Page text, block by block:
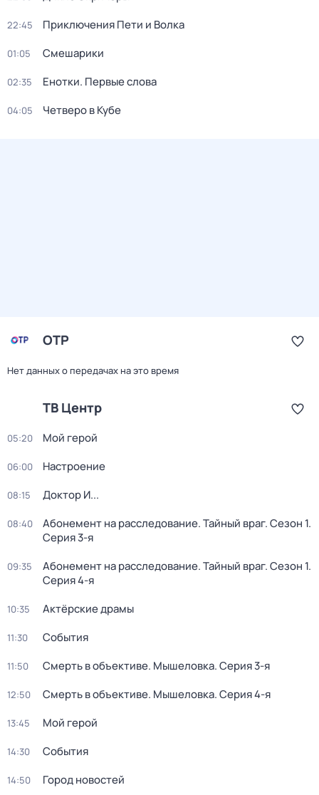
22:45 Приключения Пети и Волка
01:05 Смешарики
02:35 Енотки. Первые слова
04:05 Четверо в Кубе
ОТР
Нет данных о передачах на это время
ТВ Центр
05:20 Мой герой
06:00 Настроение
08:15 Доктор И...
08:40 Абонемент на расследование. Тайный враг. Сезон 1.
Серия 3-я
09:35 Абонемент на расследование. Тайный враг. Сезон 1.
Серия 4-я
10:35 Актёрские драмы
11:30 События
11:50 Смерть в объективе. Мышеловка. Серия 3-я
12:50 Смерть в объективе. Мышеловка. Серия 4-я
13:45 Мой герой
14:30 События
14:50 Город новостей